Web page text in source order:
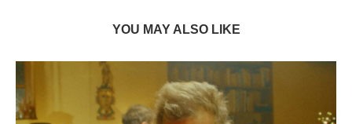
YOU MAY ALSO LIKE